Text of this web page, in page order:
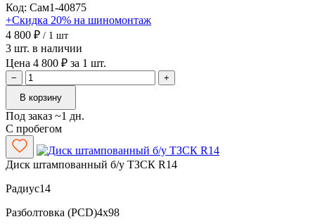
Код: Сам1-40875
+Скидка 20% на шиномонтаж
4 800 ₽ / 1 шт
3 шт. в наличии
Цена 4 800 ₽ за 1 шт.
−
+
В корзину
Под заказ ~1 дн.
С пробегом
Диск штампованный б/у ТЗСК R14
Радиус14
Разболтовка (PCD)4x98